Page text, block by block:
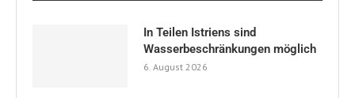
In Teilen Istriens sind
Wasserbeschränkungen möglich
6. August 2026